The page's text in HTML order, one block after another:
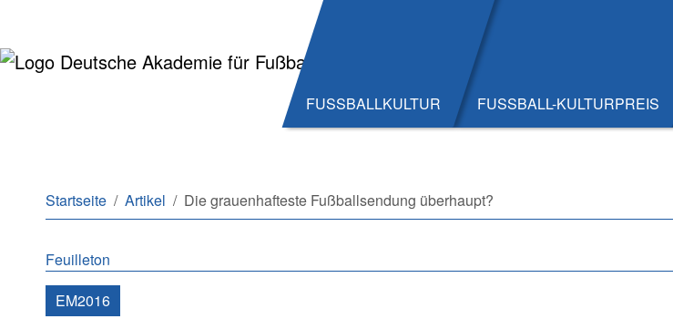
FUSSBALLKULTUR FUSSBALL-KULTURPREIS
Sie sind hier:
Startseite Artikel Die grauenhafteste Fußballsendung überhaupt?
Feuilleton
EM2016